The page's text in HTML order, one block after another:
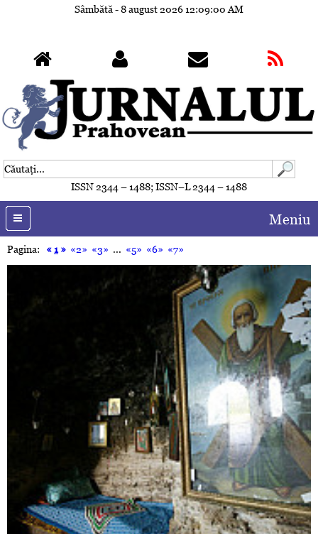
Sâmbătă - 8 august 202612:09:02 AM
ISSN 2344 – 1488; ISSN–L 2344 – 1488
Meniu
Pagina: «1» «2» «3» ... «5» «6» «7»